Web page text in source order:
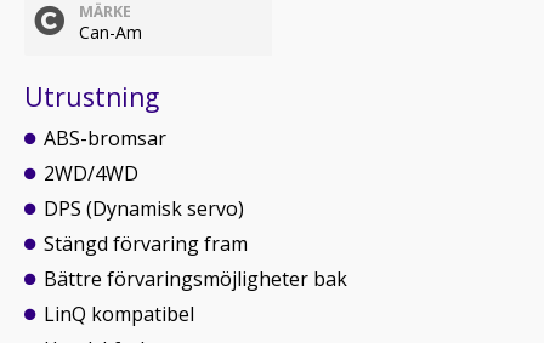
MÄRKE
Can-Am
Utrustning
ABS-bromsar
2WD/4WD
DPS (Dynamisk servo)
Stängd förvaring fram
Bättre förvaringsmöjligheter bak
LinQ kompatibel